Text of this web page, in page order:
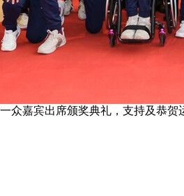
众嘉宾出席颁奖典礼，支持及恭贺